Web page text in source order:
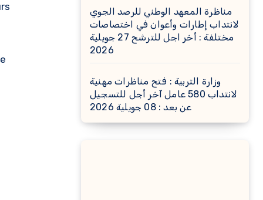
مناظرة المعهد الوطني للرصد الجوي
لانتداب إطارات وأعوان في اختصاصات
مختلفة : أخر اجل للترشح 27 جويلية
2026
وزارة التربية : فتح مناظرات مهنية
لانتداب 580 عامل آخر أجل للتسجيل
عن بعد : 08 جويلية 2026